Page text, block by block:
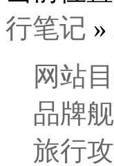
交通出行
旅行笔记
旅行小贴士
胜景名城
行笔记 »
网站
品牌
旅行